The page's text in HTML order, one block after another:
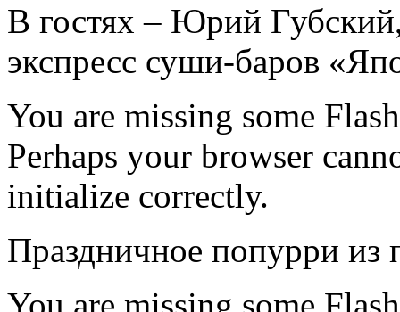
В гостях – Юрий Губский,
экспресс суши-баров
You are missing some
Perhaps your browser
initialize correctly.
Праздничное попурри из
You are missing some